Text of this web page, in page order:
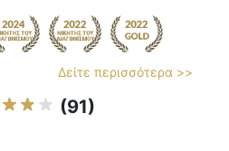
Δείτε περισσότερα >>
(91)